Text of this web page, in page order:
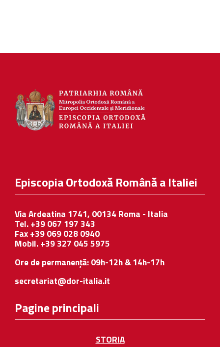
Episcopia Ortodoxă Română a Italiei
Via Ardeatina 1741, 00134 Roma - Italia
Tel. +39 067 197 343
Fax +39 069 028 0940
Mobil. +39 327 045 5975
Ore de permanență: 09h-12h & 14h-17h
secretariat@dor-italia.it
Pagine principali
STORIA